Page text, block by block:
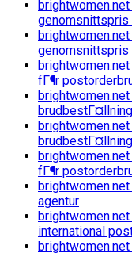
genomsnittspris
genomsnittspris
fГ¶r
brudbestГ¤llning
brudbestГ¤llning
fГ¶r
agentur
international